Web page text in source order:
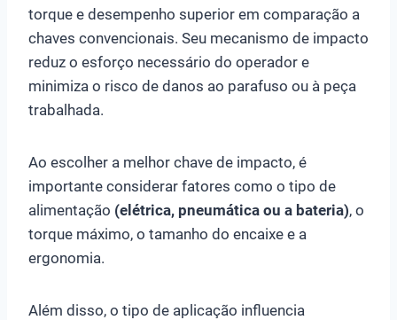
torque e desempenho superior em comparação a
chaves convencionais. Seu mecanismo de impacto
reduz o esforço necessário do operador e
minimiza o risco de danos ao parafuso ou à peça
trabalhada.
Ao escolher a melhor chave de impacto, é
importante considerar fatores como o tipo de
alimentação (elétrica, pneumática ou a bateria), o
torque máximo, o tamanho do encaixe e a
ergonomia.
Além disso, o tipo de aplicação influencia